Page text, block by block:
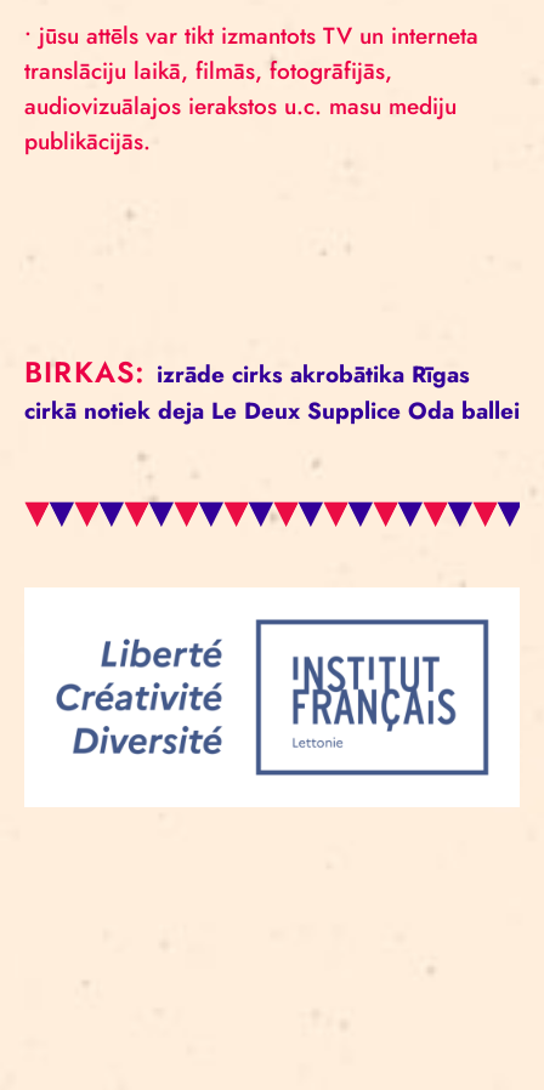
• jūsu attēls var tikt izmantots TV un interneta
translāciju laikā, filmās, fotogrāfijās,
audiovizuālajos ierakstos u.c. masu mediju
publikācijās.
BIRKAS: izrāde cirks akrobātika Rīgas
cirkā notiek deja Le Deux Supplice Oda ballei